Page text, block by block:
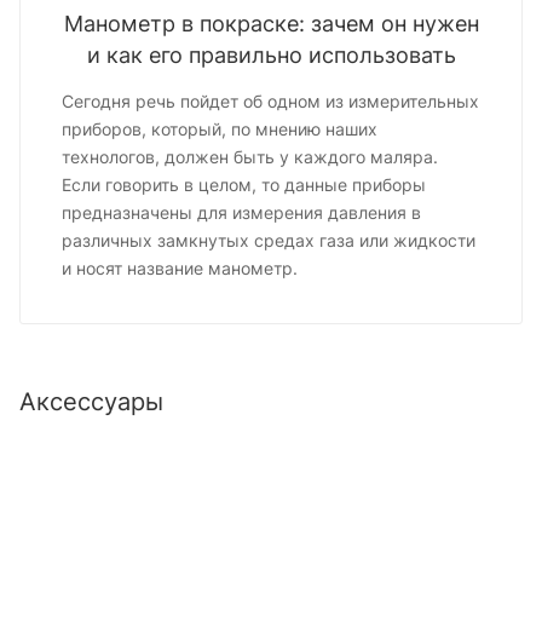
Манометр в покраске: зачем он нужен
и как его правильно использовать
Сегодня речь пойдет об одном из измерительных
приборов, который, по мнению наших
технологов, должен быть у каждого маляра.
Если говорить в целом, то данные приборы
предназначены для измерения давления в
различных замкнутых средах газа или жидкости
и носят название манометр.
Аксессуары